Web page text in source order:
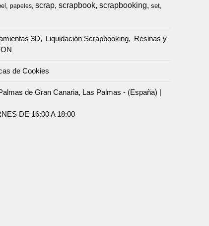
papeles scrap scrapbook scrapbooking set
3D Liquidación Scrapbooking
Resinas y
de Cookies
de Gran Canaria, Las Palmas - (España) |
DE 16:00 A 18:00